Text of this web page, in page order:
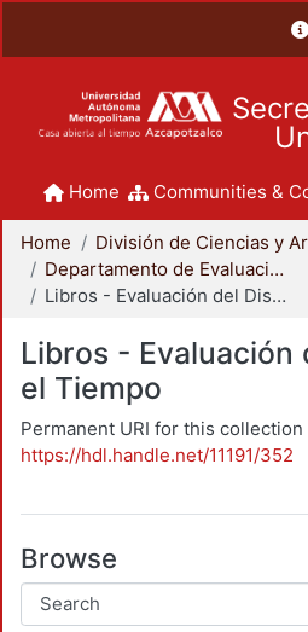
Home Communities &
Home
Departamento de Evaluación del Diseño en el Tiempo
Libros - Evaluación del Diseño en el Tiempo
Libros - Evaluación
el Tiempo
Permanent URI for this collection
https://hdl.handle.net/11191/352
Browse